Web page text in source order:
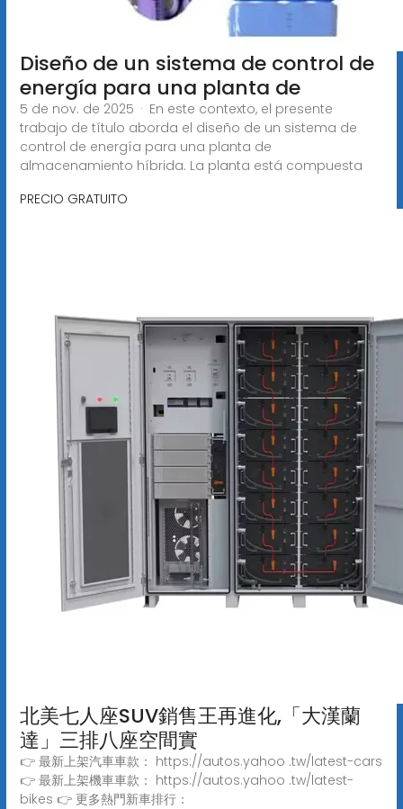
Diseño de un sistema de control de
energía para una planta de
5 de nov. de 2025 · En este contexto, el presente
trabajo de título aborda el diseño de un sistema de
control de energía para una planta de
almacenamiento híbrida. La planta está compuesta
PRECIO GRATUITO
北美七人座SUV銷售王再進化,「大漢蘭
達」三排八座空間實
👉 最新上架汽車車款： https://autos.yahoo .tw/latest-cars
👉 最新上架機車車款： https://autos.yahoo .tw/latest-
bikes 👉 更多熱門新車排行：